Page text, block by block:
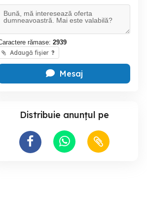
rămase: 2939
Adaugă fișier ?
Mesaj
Distribuie anunțul pe